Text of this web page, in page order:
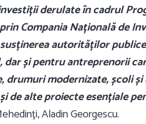
derulate în cadrul
Compania Națională de
autorităților
și pentru antreprenorii
modernizate, școli
de alte proiecte esențiale
Aladin Georgescu.